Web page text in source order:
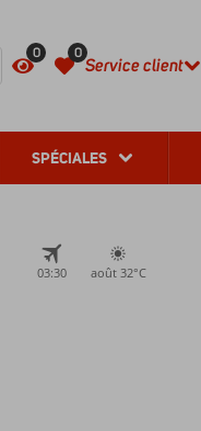
0 0
Service client
SPÉCIALES
03:30 août 32°C